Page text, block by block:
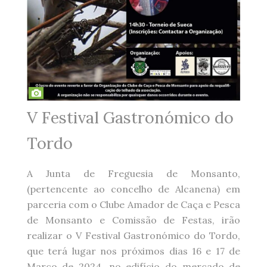
V Festival Gastronómico do
Tordo
A Junta de Freguesia de Monsanto,
(pertencente ao concelho de Alcanena) em
parceria com o Clube Amador de Caça e Pesca
de Monsanto e Comissão de Festas, irão
realizar o V Festival Gastronómico do Tordo,
que terá lugar nos próximos dias 16 e 17 de